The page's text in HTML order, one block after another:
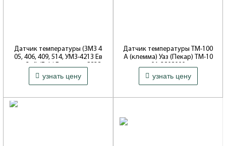
Датчик температуры (ЗМЗ 4
05, 406, 409, 514, УМЗ-4213 Ев
1) 40904-3828000-01
Артикул: 28381
870 ₽узнать цену
Датчик температуры ТМ-100
А (клемма) Уаз (Пекар) ТМ-10
Артикул: 3808000
Совместимость: 3151*, Hunter,
370 ₽узнать цену